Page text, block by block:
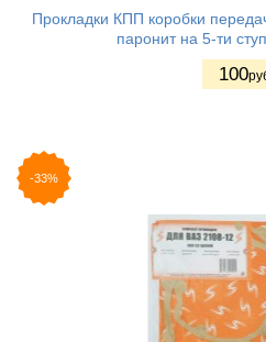
Прокладки КПП коробки
паронит на 5-ти
100
-33%